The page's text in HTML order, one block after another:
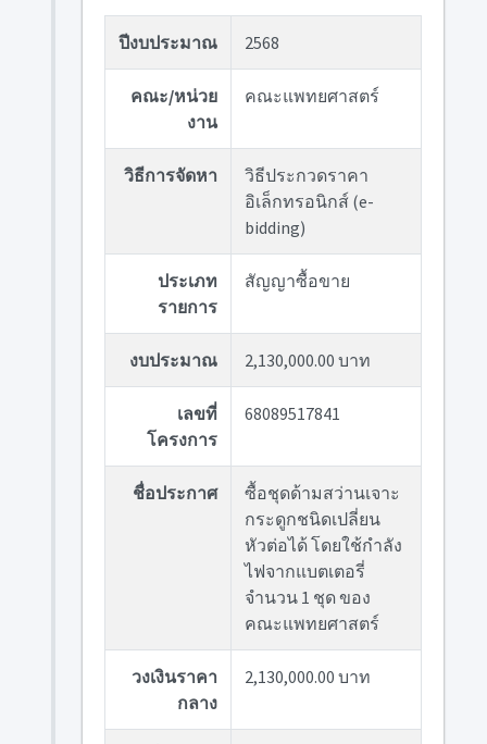
ปีงบประมาณ 2568
คณะ/หน่วย
งาน
คณะแพทยศาสตร์
วิธีการจัดหา
วิธีประกวดราคา
อิเล็กทรอนิกส์ (e-
bidding)
ประเภท
รายการ
สัญญาซื้อขาย
งบประมาณ 2,130,000.00 บาท
เลขที่
โครงการ
68089517841
ชื่อประกาศ
ซื้อชุดด้ามสว่านเจาะ
กระดูกชนิดเปลี่ยน
หัวต่อได้ โดยใช้กำลัง
ไฟจากแบตเตอรี่
จำนวน 1 ชุด ของ
คณะแพทยศาสตร์
วงเงินราคา
กลาง
2,130,000.00 บาท